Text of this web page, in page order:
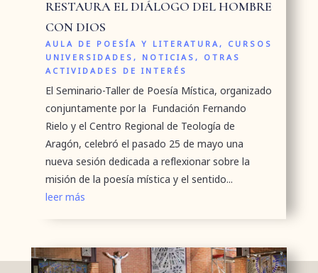
RESTAURA EL DIÁLOGO DEL HOMBRE
CON DIOS
AULA DE POESÍA Y LITERATURA, CURSOS
UNIVERSIDADES, NOTICIAS, OTRAS
ACTIVIDADES DE INTERÉS
El Seminario-Taller de Poesía Mística, organizado
conjuntamente por la Fundación Fernando
Rielo y el Centro Regional de Teología de
Aragón, celebró el pasado 25 de mayo una
nueva sesión dedicada a reflexionar sobre la
misión de la poesía mística y el sentido...
leer más